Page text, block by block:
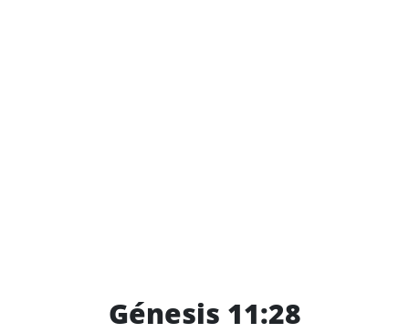
Génesis 11:28